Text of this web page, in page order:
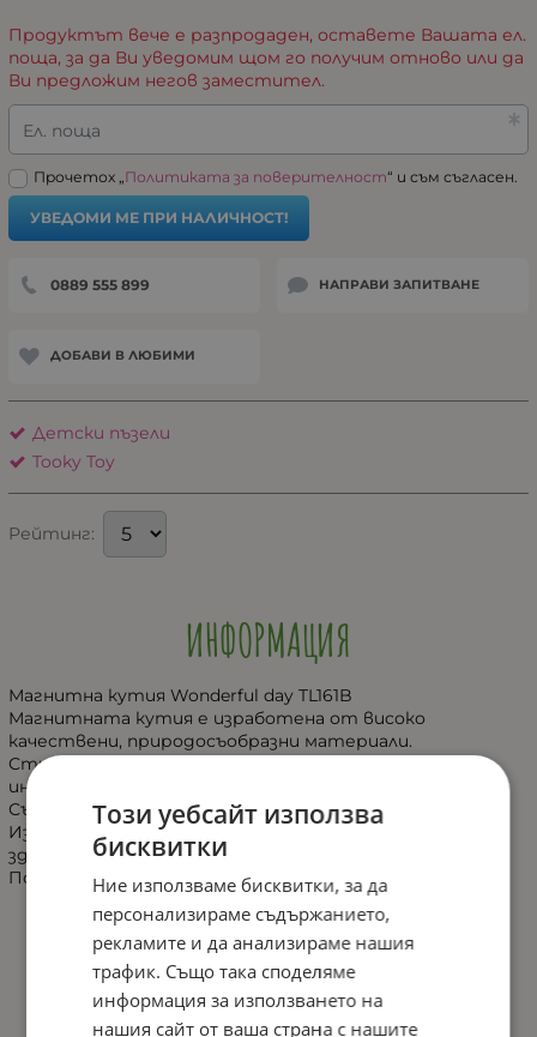
Продуктът вече е разпродаден, оставете Вашата ел.
поща, за да Ви уведомим щом го получим отново или да
Ви предложим негов заместител.
Ел. поща
Прочетох „Политиката за поверителност“ и съм съгласен.
УВЕДОМИ МЕ ПРИ НАЛИЧНОСТ!
0889 555 899 НАПРАВИ ЗАПИТВАНЕ
ДОБАВИ В ЛЮБИМИ
Детски пъзели
Tooky Toy
Рейтинг:
ИНФОРМАЦИЯ
Магнитна кутия Wonderful day TL161B
Магнитната кутия е изработена от високо
качествени, природосъобразни материали.
Стимулира развитието на въображението,
интелекта и логическото мислене.
Също така подпомага изграждането навици.
Изработена от бои и материали безопасни за
здравето на вашето дете.
Подходяща за деца над 3 годишна възраст.
ХАРАКТЕРИСТИКИ
Този уебсайт използва
бисквитки
Ние използваме бисквитки, за да
персонализираме съдържанието,
рекламите и да анализираме нашия
трафик. Също така споделяме
информация за използването на
нашия сайт от ваша страна с нашите